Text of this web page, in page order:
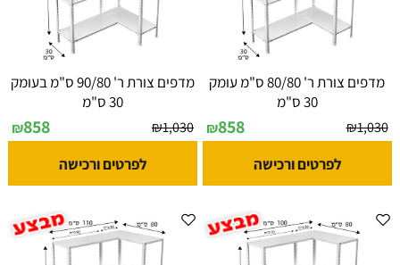
מדפים צורת ר' 80/80 ס"מ עומק
30 ס"מ
₪1,030
₪858
לפרטים ורכישה
מדפים צורת ר' 90/80 ס"מ בעומק
30 ס"מ
₪1,030
₪858
לפרטים ורכישה